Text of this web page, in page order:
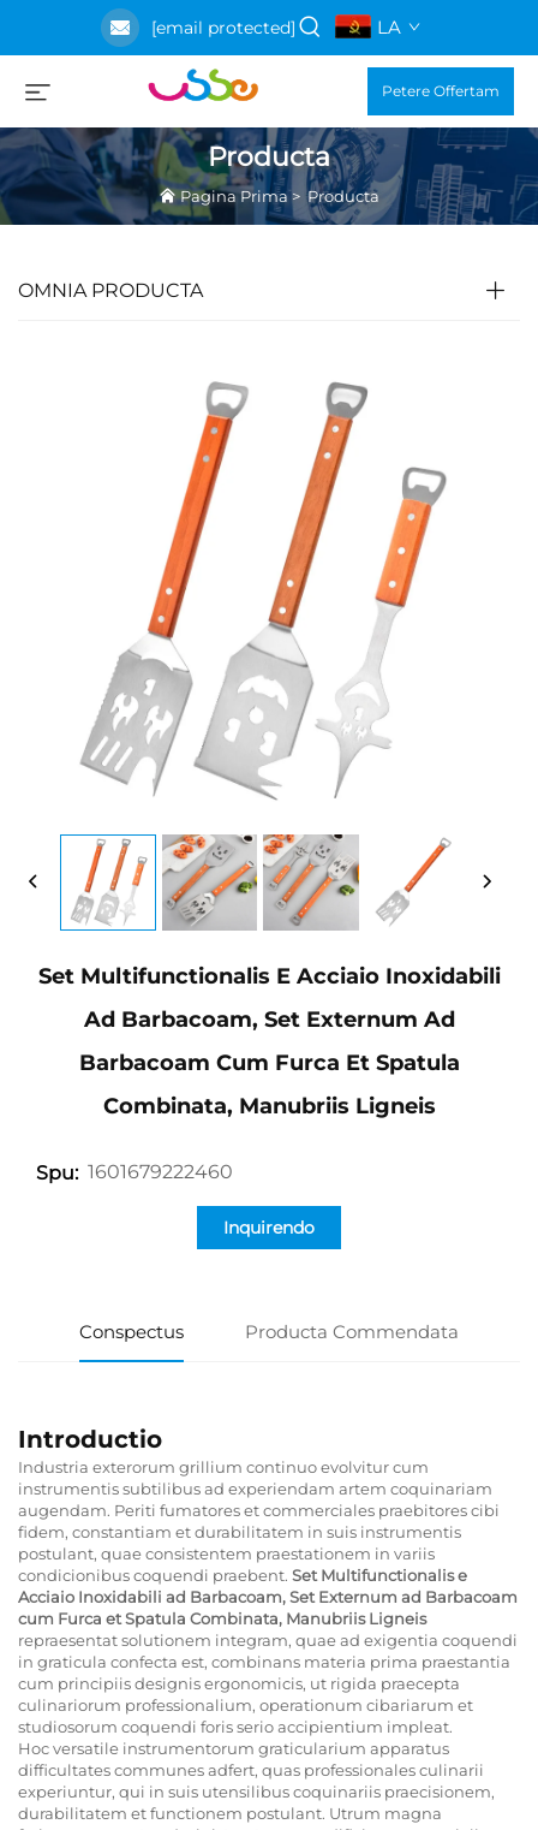
[email protected] LA
Petere Offertam
Producta
Pagina Prima>Producta
OMNIA PRODUCTA
Set Multifunctionalis E Acciaio Inoxidabili
Ad Barbacoam, Set Externum Ad
Barbacoam Cum Furca Et Spatula
Combinata, Manubriis Ligneis
Spu: 1601679222460
Inquirendo
Conspectus Producta Commendata
Introductio
Industria exterorum grillium continuo evolvitur cum
instrumentis subtilibus ad experiendam artem coquinariam
augendam. Periti fumatores et commerciales praebitores cibi
fidem, constantiam et durabilitatem in suis instrumentis
postulant, quae consistentem praestationem in variis
condicionibus coquendi praebent. Set Multifunctionalis e
Acciaio Inoxidabili ad Barbacoam, Set Externum ad Barbacoam
cum Furca et Spatula Combinata, Manubriis Ligneis
repraesentat solutionem integram, quae ad exigentia coquendi
in graticula confecta est, combinans materia prima praestantia
cum principiis designis ergonomicis, ut rigida praecepta
culinariorum professionalium, operationum cibariarum et
studiosorum coquendi foris serio accipientium impleat.
Hoc versatile instrumentorum graticularium apparatus
difficultates communes adfert, quas professionales culinarii
experiuntur, qui in suis utensilibus coquinariis praecisionem,
durabilitatem et functionem postulant. Utrum magna